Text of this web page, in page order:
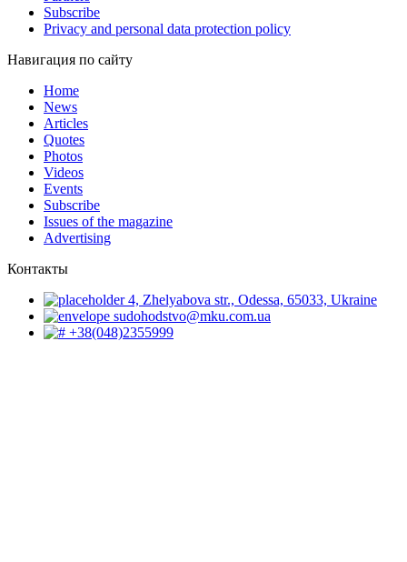
Subscribe
Privacy and personal data protection policy
Навигация по сайту
Home
News
Articles
Quotes
Photos
Videos
Events
Subscribe
Issues of the magazine
Advertising
Контакты
4, Zhelyabova str., Odessa, 65033, Ukraine
sudohodstvo@mku.com.ua
+38(048)2355999